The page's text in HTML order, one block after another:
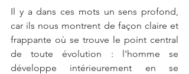
Il y a dans ces mots un sens profond,
car ils nous montrent de façon claire et
frappante où se trouve le point central
de toute évolution : l'homme se
développe intérieurement en se